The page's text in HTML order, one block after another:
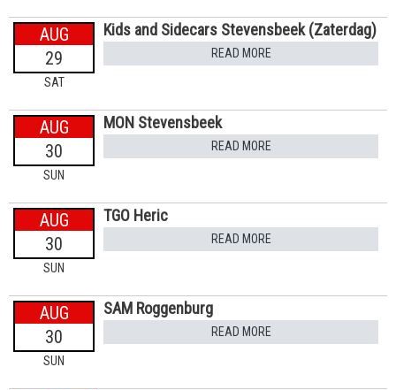
AUG
29
SAT
Kids and Sidecars Stevensbeek (Zaterdag)
READ MORE
AUG
30
SUN
MON Stevensbeek
READ MORE
AUG
30
SUN
TGO Heric
READ MORE
AUG
30
SUN
SAM Roggenburg
READ MORE